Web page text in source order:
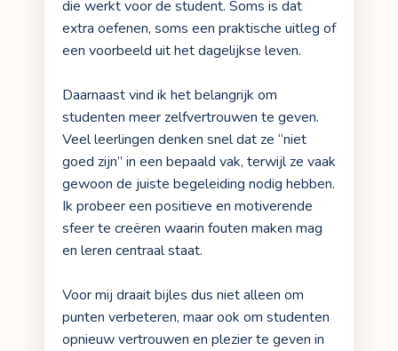
die werkt voor de student. Soms is dat
extra oefenen, soms een praktische uitleg of
een voorbeeld uit het dagelijkse leven.
Daarnaast vind ik het belangrijk om
studenten meer zelfvertrouwen te geven.
Veel leerlingen denken snel dat ze “niet
goed zijn” in een bepaald vak, terwijl ze vaak
gewoon de juiste begeleiding nodig hebben.
Ik probeer een positieve en motiverende
sfeer te creëren waarin fouten maken mag
en leren centraal staat.
Voor mij draait bijles dus niet alleen om
punten verbeteren, maar ook om studenten
opnieuw vertrouwen en plezier te geven in